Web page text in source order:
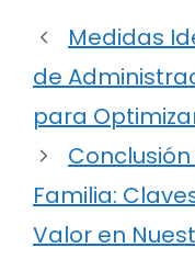
Medidas
de
para
Familia:
Valor en